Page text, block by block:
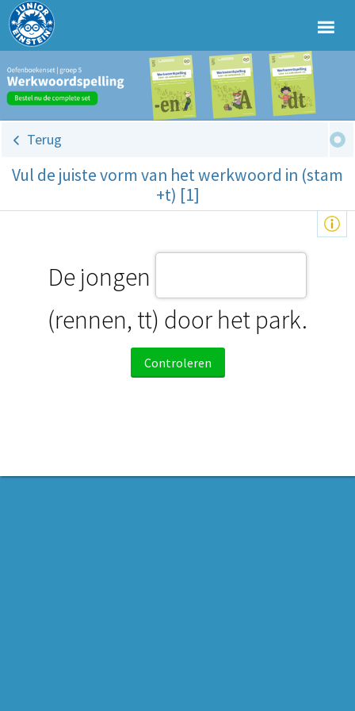
Terug
Vul de juiste vorm van het werkwoord in (stam
+t) [1]
De jongen
(rennen, tt) door het park.